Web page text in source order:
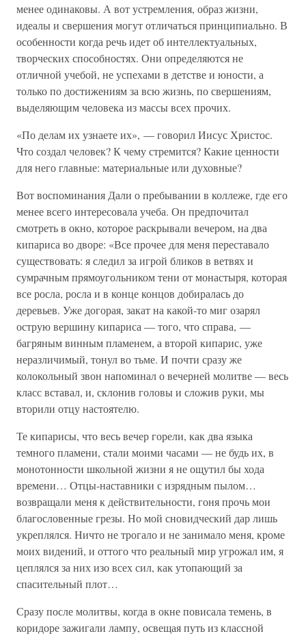
менее одинаковы. А вот устремления, образ жизни,
идеалы и свершения могут отличаться принципиально. В
особенности когда речь идет об интеллектуальных,
творческих способностях. Они определяются не
отличной учебой, не успехами в детстве и юности, а
только по достижениям за всю жизнь, по свершениям,
выделяющим человека из массы всех прочих.
«По делам их узнаете их», — говорил Иисус Христос.
Что создал человек? К чему стремится? Какие ценности
для него главные: материальные или духовные?
Вот воспоминания Дали о пребывании в коллеже, где его
менее всего интересовала учеба. Он предпочитал
смотреть в окно, которое раскрывали вечером, на два
кипариса во дворе: «Все прочее для меня переставало
существовать: я следил за игрой бликов в ветвях и
сумрачным прямоугольником тени от монастыря, которая
все росла, росла и в конце концов добиралась до
деревьев. Уже догорая, закат на какой-то миг озарял
острую вершину кипариса — того, что справа, —
багряным винным пламенем, а второй кипарис, уже
неразличимый, тонул во тьме. И почти сразу же
колокольный звон напоминал о вечерней молитве — весь
класс вставал, и, склонив головы и сложив руки, мы
вторили отцу настоятелю.
Те кипарисы, что весь вечер горели, как два языка
темного пламени, стали моими часами — не будь их, в
монотонности школьной жизни я не ощутил бы хода
времени… Отцы-наставники с изрядным пылом…
возвращали меня к действительности, гоня прочь мои
благословенные грезы. Но мой сновидческий дар лишь
укреплялся. Ничто не трогало и не занимало меня, кроме
моих видений, и оттого что реальный мир угрожал им, я
цеплялся за них изо всех сил, как утопающий за
спасительный плот…
Сразу после молитвы, когда в окне повисала темень, в
коридоре зажигали лампу, освещая путь из классной